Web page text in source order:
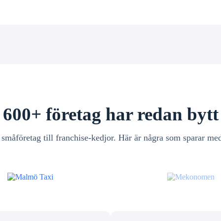
600+ företag har redan bytt
till franchise-kedjor. Här är några som sparar